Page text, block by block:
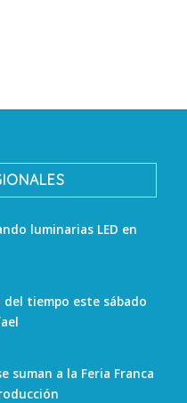
luminarias LED en
del tiempo este sábado
suman a la Feria Franca